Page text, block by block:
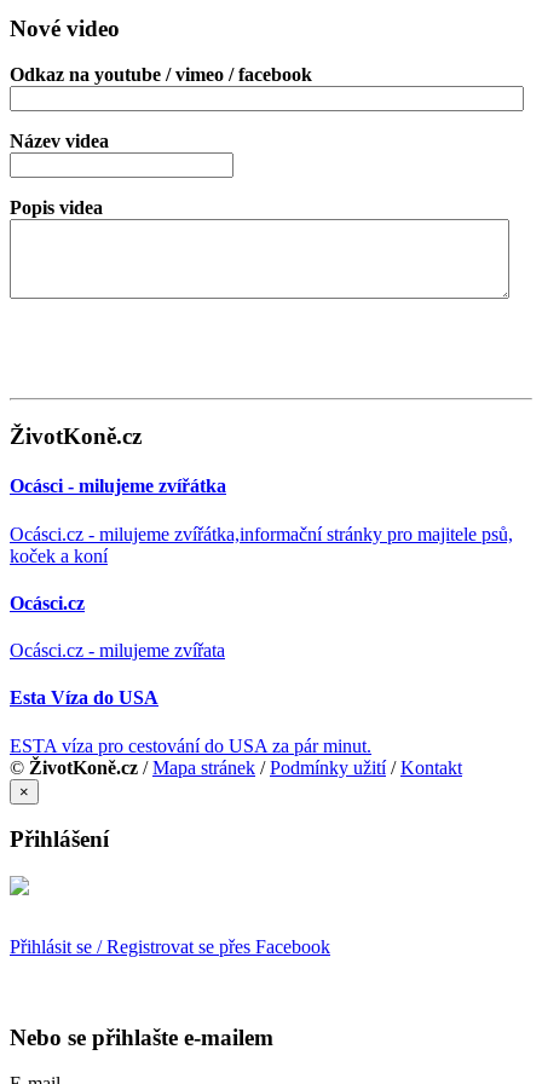
Nové video
Odkaz na youtube / vimeo / facebook
Název videa
Popis videa
ŽivotKoně.cz
Ocásci - milujeme zvířátka
Ocásci.cz - milujeme zvířátka,informační stránky pro majitele psů,
koček a koní
Ocásci.cz
Ocásci.cz - milujeme zvířata
Esta Víza do USA
ESTA víza pro cestování do USA za pár minut.
© ŽivotKoně.cz /Mapa stránek /Podmínky užití/Kontakt
×
Přihlášení
Přihlásit se / Registrovat se přes Facebook
Nebo se přihlašte e-mailem